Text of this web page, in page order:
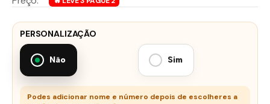
PERSONALIZAÇÃO
Não Sim
Podes adicionar nome e número depois de escolheres a